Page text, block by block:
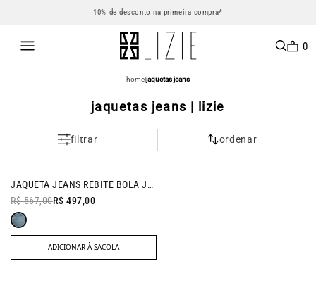
10% de desconto na primeira compra*
0
home|jaquetas jeans
jaquetas jeans | lizie
filtrar ordenar
- 12% OFF
JAQUETA JEANS REBITE BOLA JEANS MEDIO
R$ 567,00R$ 497,00
ADICIONAR À SACOLA